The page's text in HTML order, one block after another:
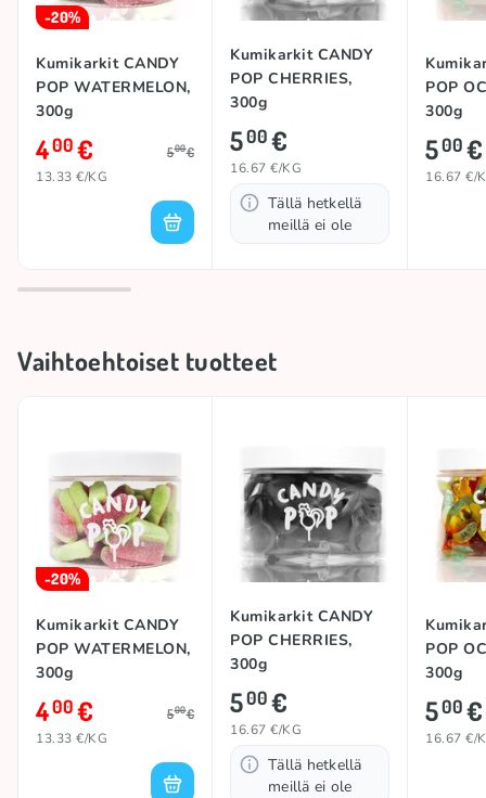
-20%
Kumikarkit CANDY
POP WATERMELON,
300g
400€ 500€
13.33 €/KG
Kumikarkit CANDY
POP CHERRIES,
300g
500€
16.67 €/KG
Tällä hetkellä
meillä ei ole
POP
300g
500€
16.67 €/
Vaihtoehtoiset tuotteet
-20%
Kumikarkit CANDY
POP WATERMELON,
300g
400€ 500€
13.33 €/KG
Kumikarkit CANDY
POP CHERRIES,
300g
500€
16.67 €/KG
Tällä hetkellä
meillä ei ole
POP
300g
500€
16.67 €/